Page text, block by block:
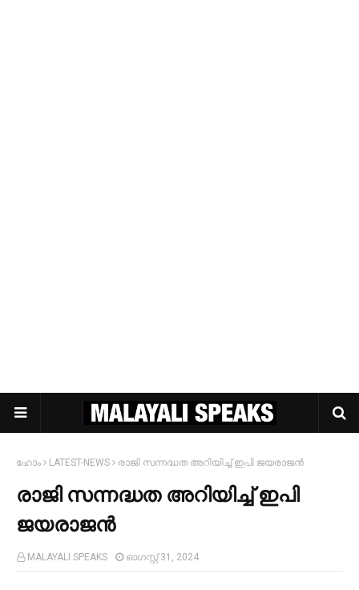
ഹോം LATEST-NEWS രാജി സന്നദ്ധത അറിയിച്ച്‌ ഇപി ജയരാജൻ
രാജി സന്നദ്ധത അറിയിച്ച്‌ ഇപി
ജയരാജൻ
MALAYALI SPEAKS ഓഗസ്റ്റ് 31, 2024